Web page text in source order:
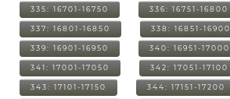
335: 16701-16750 336: 16751-16800
337: 16801-16850 338: 16851-16900
339: 16901-16950 340: 16951-17000
341: 17001-17050 342: 17051-17100
343: 17101-17150 344: 17151-17200